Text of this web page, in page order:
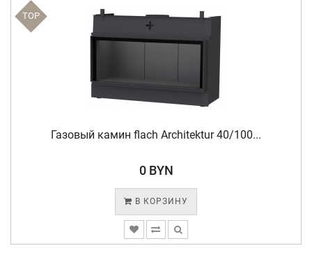
TOP
Газовый камин flach Architektur 40/100...
0 BYN
В КОРЗИНУ